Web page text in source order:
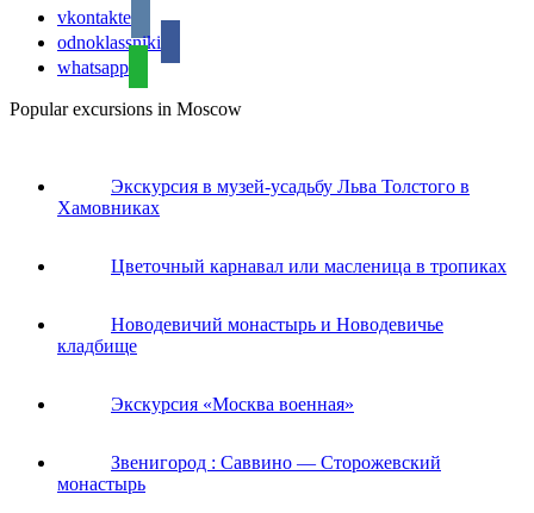
vkontakte
odnoklassniki
whatsapp
Popular excursions in Moscow
Экскурсия в музей-усадьбу Льва Толстого в
Хамовниках
Цветочный карнавал или масленица в тропиках
Новодевичий монастырь и Новодевичье
кладбище
Экскурсия «Москва военная»
Звенигород : Саввино — Сторожевский
монастырь